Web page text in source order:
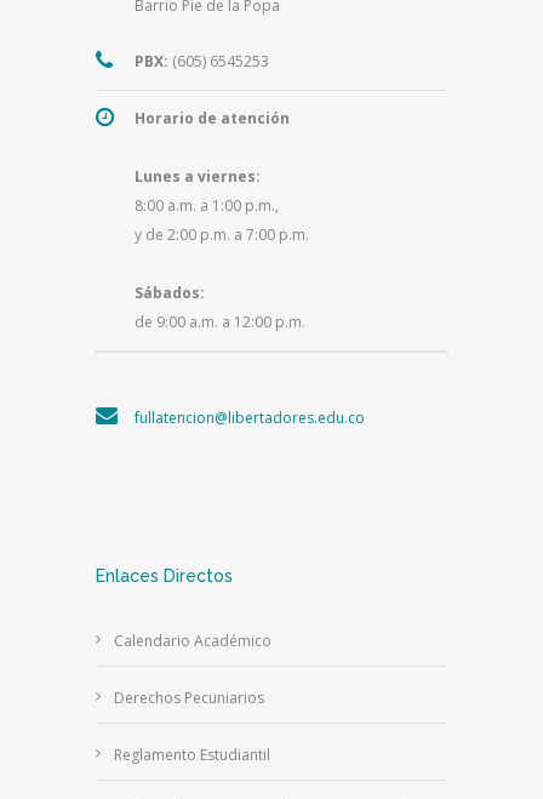
Barrio Pie de la Popa
PBX: (605) 6545253
Horario de atención
Lunes a viernes:
8:00 a.m. a 1:00 p.m.,
y de 2:00 p.m. a 7:00 p.m.
Sábados:
de 9:00 a.m. a 12:00 p.m.
fullatencion@libertadores.edu.co
Enlaces Directos
Calendario Académico
Derechos Pecuniarios
Reglamento Estudiantil